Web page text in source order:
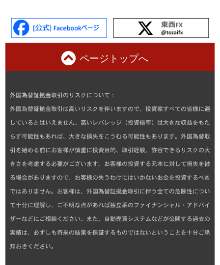
ページトップへ
外国為替証拠金取引のリスクについて：
外国為替証拠金取引は高いリスクを伴いますので、投資家すべての皆様に適
しているとはいえません。高いレバレッジ（投資倍率）は大きな収益をもた
らす可能性もあれば、大きな損失をこうむる可能性もあります。外国為替取
引を始める前にお客様が慎重に投資目的、取引経験、許容できるリスクの大
きさを考慮する必要がございます。お客様の投資する元本に対して損失を被
る場合がありますので、お客様の失うわけにはいかないお金を投資するべき
ではありません。お客様は、外国為替証拠金取引に伴う全ての危険性につい
て十分に理解し、ご不明な点があれば独立系のファイナンシャル・アドバイ
ザーなどにご相談ください。また、自動売買システムなどが公開する過去の
実績は、必ずしも将来の結果を保証するものではないということを十分ご承
知おきください。